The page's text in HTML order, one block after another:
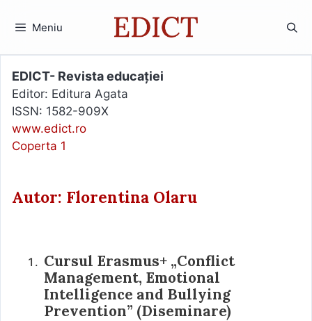
Meniu
EDICT- Revista educației
Editor: Editura Agata
ISSN: 1582-909X
www.edict.ro
Coperta 1
Autor: Florentina Olaru
Cursul Erasmus+ „Conflict
Management, Emotional
Intelligence and Bullying
Prevention” (Diseminare)